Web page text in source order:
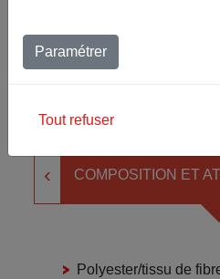
Ajouter au devis
COMPOSITION ET
‹
Polyester/tissu de
Paramétrer
Tout refuser